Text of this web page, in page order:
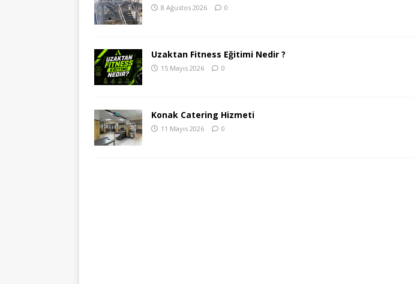
8 Ağustos 2026 0
Uzaktan Fitness Eğitimi Nedir ?
15 Mayıs 2026 0
Konak Catering Hizmeti
11 Mayıs 2026 0